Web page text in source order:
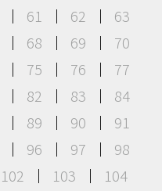
61 62
63
68 69
70
75 76
77
82 83
84
89 90
91
96 97
98
102 103
104